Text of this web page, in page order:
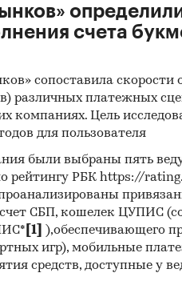
счета
сопоставила скорости
различных платежных
компаниях. Цель
для пользователя
были выбраны пять
рейтингу РБК https://
СБП, кошелек ЦУПИС
[1]
),обеспечивающего
игр), мобильные
средств, доступные у